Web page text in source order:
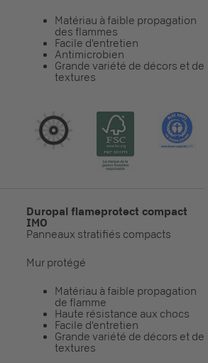
Matériau à faible propagation
des flammes
Facile d'entretien
Antimicrobien
Grande variété de décors et de
textures
Duropal flameprotect compact
IMO
Panneaux stratifiés compacts
Mur protégé
Matériau à faible propagation
de flamme
Haute résistance aux chocs
Facile d'entretien
Grande variété de décors et de
textures